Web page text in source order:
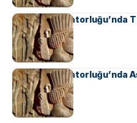
Sasani İmparatorluğu’nda
Sasani İmparatorluğu’nda